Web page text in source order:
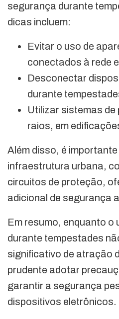
segurança durante
dicas incluem:
Evitar o uso de
conectados à rede
Desconectar
durante
Utilizar sistemas
raios, em
Além disso, é
infraestrutura urbana,
circuitos de proteção,
adicional de segurança
Em resumo, enquanto o
durante tempestades
significativo de atração
prudente adotar
garantir a segurança
dispositivos eletrônicos.